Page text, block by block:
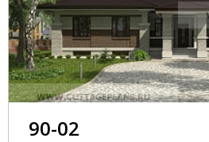
90-02